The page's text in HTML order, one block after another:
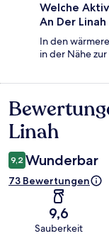
Welche
An Der
In den
in der Nähe
Linah
9,2 Wunderbar
73 Bewertungen
9,6
Sauberkeit